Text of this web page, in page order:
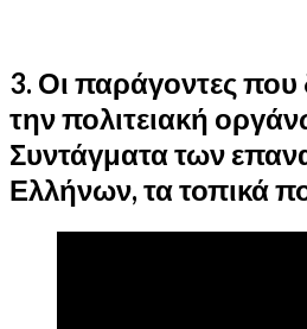
3. Οι παράγοντες
την πολιτειακή
Συντάγματα των
Ελλήνων, τα τοπικά